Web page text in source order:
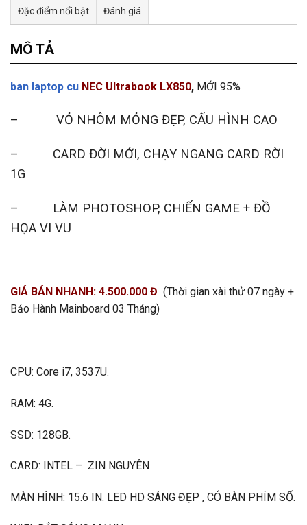
Đặc điểm nổi bật Đánh giá
Tư vấn & bán hàng qua Facebook
MÔ TẢ
ban laptop cu NEC Ultrabook LX850, MỚI 95%
– VỎ NHÔM MỎNG ĐẸP, CẤU HÌNH CAO
– CARD ĐỜI MỚI, CHẠY NGANG CARD RỜI
1G
– LÀM PHOTOSHOP, CHIẾN GAME + ĐỒ
HỌA VI VU
GIÁ BÁN NHANH: 4.500.000 Đ (Thời gian xài thử 07 ngày +
Bảo Hành Mainboard 03 Tháng)
CPU: Core i7, 3537U.
RAM: 4G.
SSD: 128GB.
CARD: INTEL – ZIN NGUYÊN
MÀN HÌNH: 15.6 IN. LED HD SÁNG ĐẸP , CÓ BÀN PHÍM SỐ.